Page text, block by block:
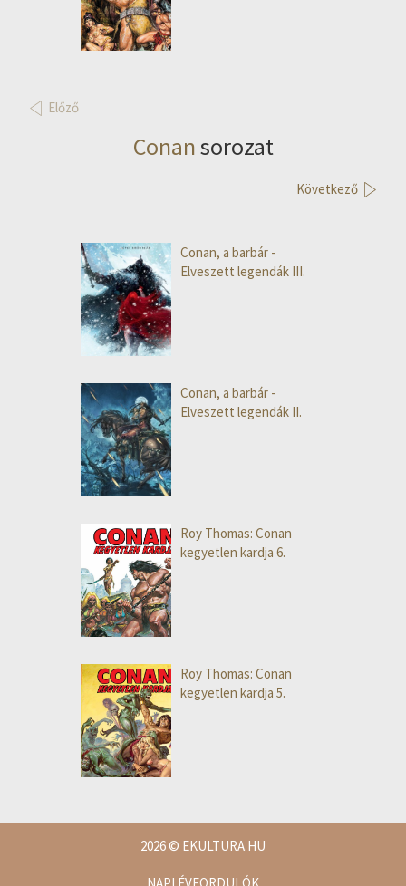
Előző
Conansorozat
Következő
Conan, a barbár -
Elveszett legendák III.
Conan, a barbár -
Elveszett legendák II.
Roy Thomas: Conan
kegyetlen kardja 6.
Roy Thomas: Conan
kegyetlen kardja 5.
2026© EKULTURA.HU
NAPI ÉVFORDULÓK